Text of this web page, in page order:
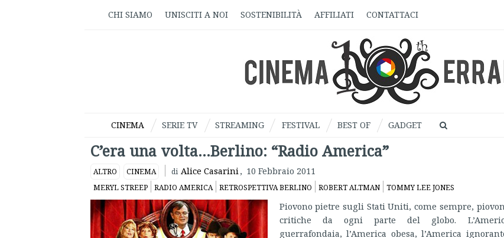
CHI SIAMO UNISCITI A NOI SOSTENIBILITÀ AFFILIATI CONTATTACI
CINEMA SERIE TV STREAMING FESTIVAL BEST OF GADGET
C’era una volta…Berlino: “Radio America”
ALTRO CINEMA di Alice Casarini, 10 Febbraio 2011
MERYL STREEP RADIO AMERICA RETROSPETTIVA BERLINO ROBERT ALTMAN TOMMY LEE JONES
Piovono pietre sugli Stati Uniti, come sempre,
critiche da ogni parte del globo.
guerrafondaia, l’America obesa, l’America